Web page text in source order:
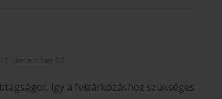
december 02.
így a felzárkózáshoz szükséges